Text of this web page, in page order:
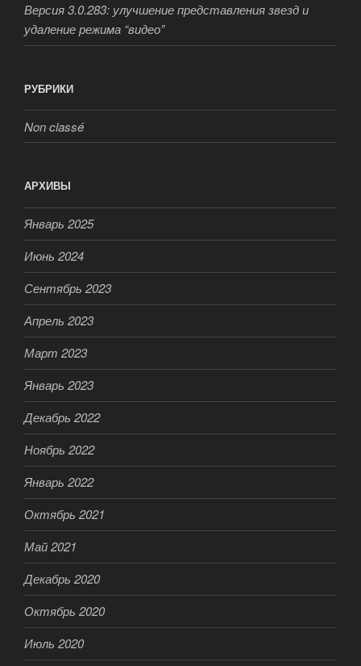
Версия 3.0.283: улучшение представления звезд и
удаление режима “видео”
РУБРИКИ
Non classé
АРХИВЫ
Январь 2025
Июнь 2024
Сентябрь 2023
Апрель 2023
Март 2023
Январь 2023
Декабрь 2022
Ноябрь 2022
Январь 2022
Октябрь 2021
Май 2021
Декабрь 2020
Октябрь 2020
Июль 2020